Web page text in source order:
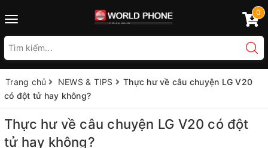
Toggle
0
Trang chủ NEWS & TIPS
Thực hư về câu chuyện LG V20
có đột tử hay không?
Thực hư về câu chuyện LG V20 có đột
tử hay không?